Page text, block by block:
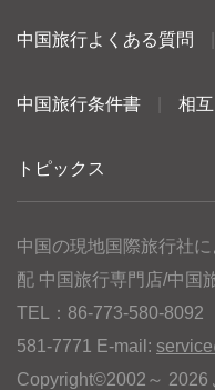
中国旅行よくある質問
中国旅行条件書 相
トピックス
中国の現地国際旅行社
配 中国旅行専門店/中国
TEL：86-773-580-8092
581-7771 E-mail:
Copyright©2002～ 2026